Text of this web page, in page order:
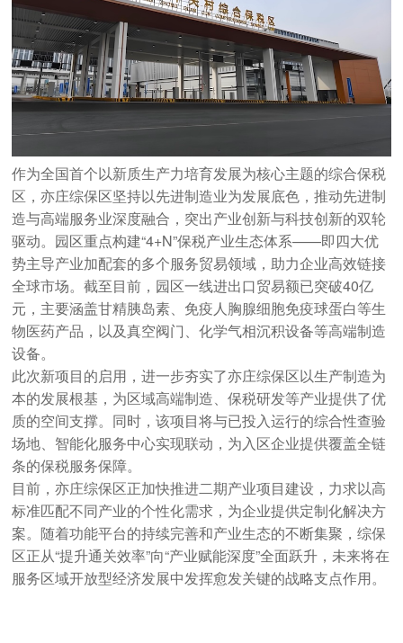
作为全国首个以新质生产力培育发展为核心主题的综合保税
区，亦庄综保区坚持以先进制造业为发展底色，推动先进制
造与高端服务业深度融合，突出产业创新与科技创新的双轮
驱动。园区重点构建“4+N”保税产业生态体系——即四大优
势主导产业加配套的多个服务贸易领域，助力企业高效链接
全球市场。截至目前，园区一线进出口贸易额已突破40亿
元，主要涵盖甘精胰岛素、免疫人胸腺细胞免疫球蛋白等生
物医药产品，以及真空阀门、化学气相沉积设备等高端制造
设备。
此次新项目的启用，进一步夯实了亦庄综保区以生产制造为
本的发展根基，为区域高端制造、保税研发等产业提供了优
质的空间支撑。同时，该项目将与已投入运行的综合性查验
场地、智能化服务中心实现联动，为入区企业提供覆盖全链
条的保税服务保障。
目前，亦庄综保区正加快推进二期产业项目建设，力求以高
标准匹配不同产业的个性化需求，为企业提供定制化解决方
案。随着功能平台的持续完善和产业生态的不断集聚，综保
区正从“提升通关效率”向“产业赋能深度”全面跃升，未来将在
服务区域开放型经济发展中发挥愈发关键的战略支点作用。